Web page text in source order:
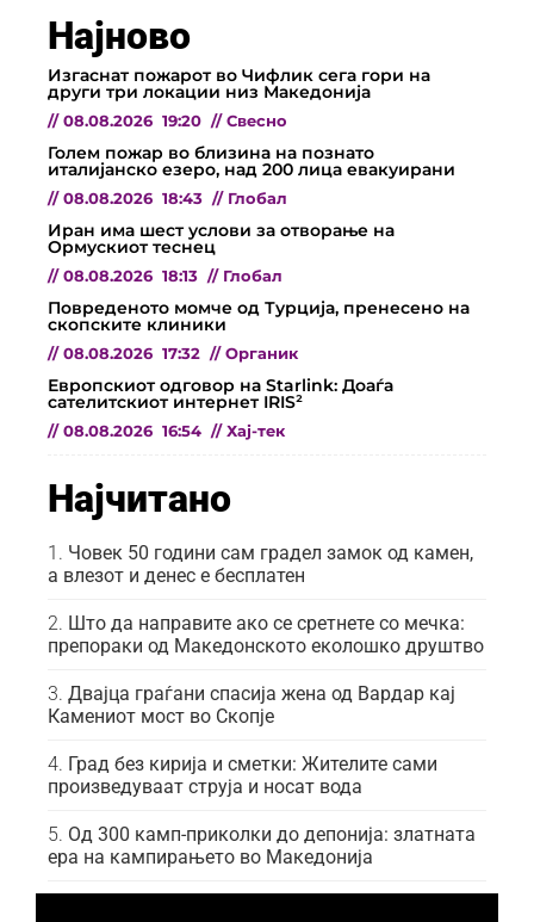
Најново
Изгаснат пожарот во Чифлик сега гори на
други три локации низ Македонија
// 08.08.2026 19:20 // Свесно
Голем пожар во близина на познато
италијанско езеро, над 200 лица евакуирани
// 08.08.2026 18:43 // Глобал
Иран има шест услови за отворање на
Ормускиот теснец
// 08.08.2026 18:13 // Глобал
Повреденото момче од Турција, пренесено на
скопските клиники
// 08.08.2026 17:32 // Органик
Европскиот одговор на Starlink: Доаѓа
сателитскиот интернет IRIS²
// 08.08.2026 16:54 // Хај-тек
Најчитано
Човек 50 години сам градел замок од камен,
а влезот и денес е бесплатен
Што да направите ако се сретнете со мечка:
препораки од Македонското еколошко друштво
Двајца граѓани спасија жена од Вардар кај
Камениот мост во Скопје
Град без кирија и сметки: Жителите сами
произведуваат струја и носат вода
Од 300 камп-приколки до депонија: златната
ера на кампирањето во Македонија